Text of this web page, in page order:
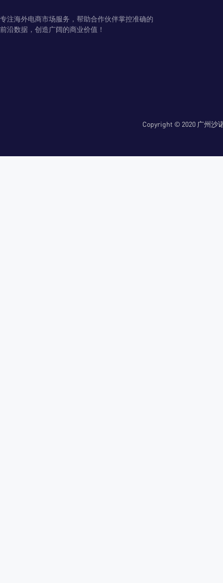
专注海外电商市场服务，帮助合作伙伴掌控准确的
前沿数据，创造广阔的商业价值！
Copyright © 2020 广州沙